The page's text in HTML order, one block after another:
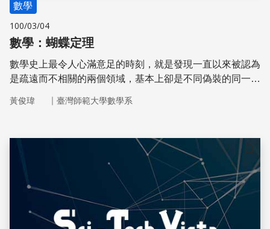
數學
100/03/04
數學：蝴蝶定理
數學史上最令人心滿意足的時刻，就是發現一直以來被認為
是疏遠而不相關的兩個領域，基本上卻是不同偽裝的同一樣
黃俊瑋 ｜ 臺灣師範大學數學系
儲存